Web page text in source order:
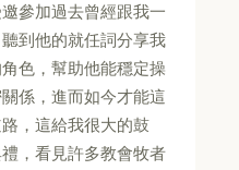
參加過去曾經跟我一
到他的就任詞分享我
色，幫助他能穩定操
係，進而如今才能這
，這給我很大的鼓
，看見許多教會牧者